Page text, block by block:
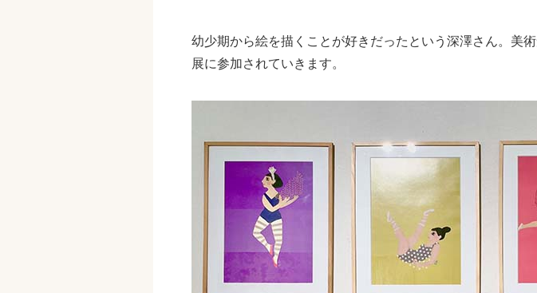
幼少期から絵を描くことが好きだったという深澤さん。美
展に参加されていきます。